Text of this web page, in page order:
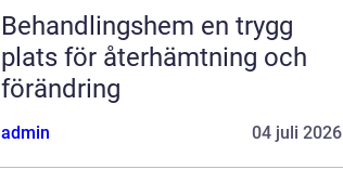
Behandlingshem en trygg
plats för återhämtning och
förändring
admin 04 juli 2026